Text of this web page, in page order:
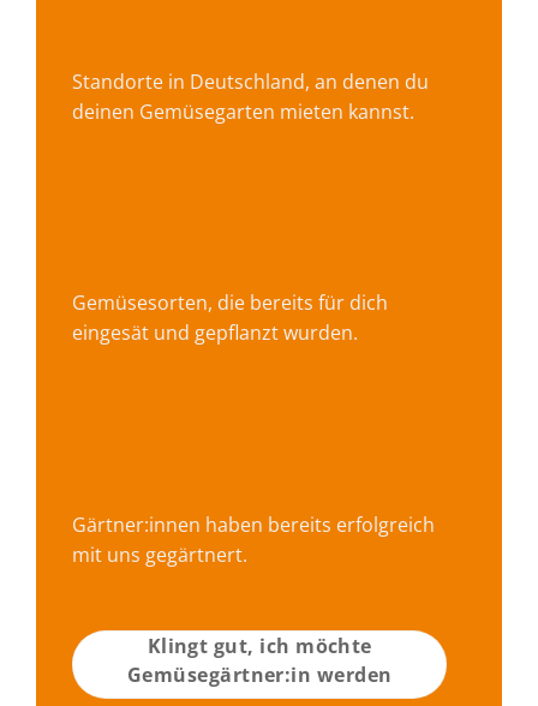
Standorte in Deutschland, an denen du
deinen Gemüsegarten mieten kannst.
Gemüsesorten, die bereits für dich
eingesät und gepflanzt wurden.
Gärtner:innen haben bereits erfolgreich
mit uns gegärtnert.
Klingt gut, ich möchte
Gemüsegärtner:in werden